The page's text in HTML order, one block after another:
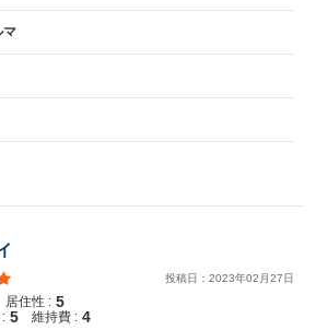
てセンサーだけ買って（１万円もしない） 何
命は長くない、特にフロントの足周りが早く劣
内装のトリム（パネル、ボタン等）の部分的に
で、対策は遅かれ早かれ必須。 専門店のスタ
ていない個体もあるのかもしれない。 とはい
の交換は意外と手間（でもやる価値はある、次
ムの部品）は製造中止でもう買えない ・エン
様だけど、周辺部品のトラブルはたまにある
ている車なので、定期的な交換が必要 ・オー
ACCではないのに加えて制御が結構大味。あ
た感じ、より良い物を手にしている気分になる。
ていたり車高が高かったりするせいだろうか？
だ中古パーツの流通もかなり減少傾向ではあるが
い車だと思う。 でかい割りによく走
速は普通にするので見た目に反して真っ直ぐは
ッジルームの広さも相応にあるので 荷物をた
やボックスを始め、牽引用のヒッチメンバーや
のでかなり色々と使う事ができる。 外車だし当
かかるかなと思ったら意外とそうでもない。
無いのである程度自分で整備できる人なら相当
マ
投稿日： 2023年02 月27日
居住性 : 5
5 維持費 : 4